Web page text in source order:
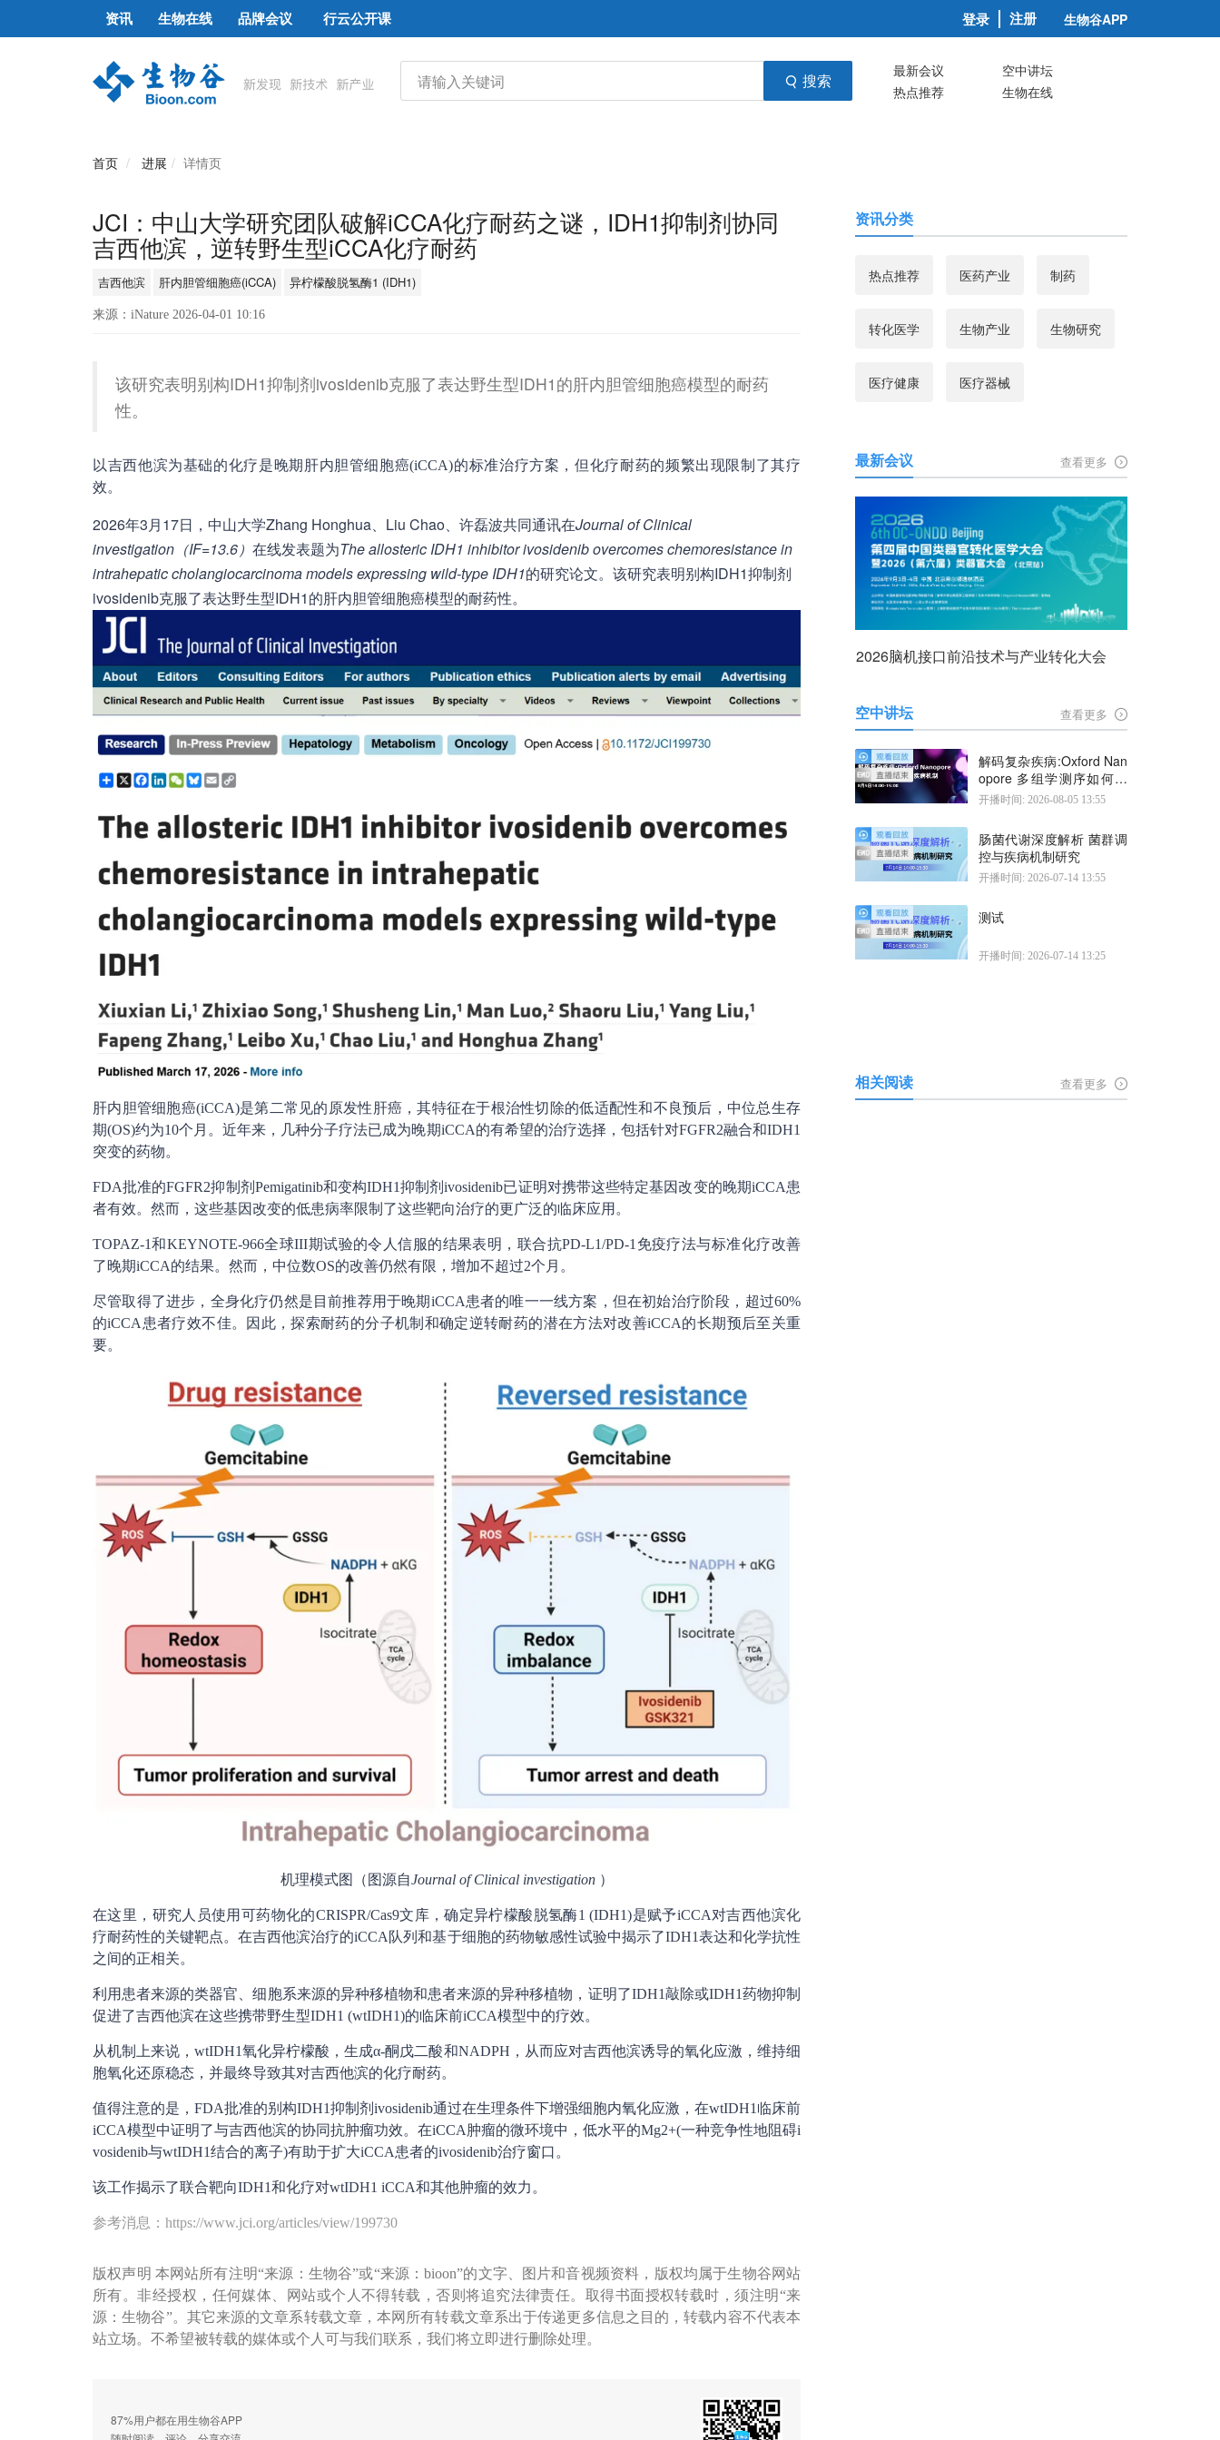
资讯 生物在线 品牌会议 行云公开课 登录 注册 生物谷APP
搜索 最新会议
空中讲坛
热点推荐
生物在线
首页 进展 详情页
JCI：中山大学研究团队破解iCCA化疗耐药之谜，IDH1抑制剂协同
吉西他滨，逆转野生型iCCA化疗耐药
吉西他滨 肝内胆管细胞癌(iCCA) 异柠檬酸脱氢酶1 (IDH1)
来源：iNature 2026-04-01 10:16
该研究表明别构IDH1抑制剂ivosidenib克服了表达野生型IDH1的肝内胆管细胞癌模型的耐药
性。
以吉西他滨为基础的化疗是晚期肝内胆管细胞癌(iCCA)的标准治疗方案，但化疗耐药的频繁出现限制了其疗
效。
2026年3月17日，中山大学Zhang Honghua、Liu Chao、许磊波共同通讯在Journal of Clinical
investigation（IF=13.6） 在线发表题为The allosteric IDH1 inhibitor ivosidenib overcomes chemoresistance in
intrahepatic cholangiocarcinoma models expressing wild-type IDH1的研究论文。该研究表明别构IDH1抑制剂
ivosidenib克服了表达野生型IDH1的肝内胆管细胞癌模型的耐药性。
肝内胆管细胞癌(iCCA)是第二常见的原发性肝癌，其特征在于根治性切除的低适配性和不良预后，中位总生存
期(OS)约为10个月。近年来，几种分子疗法已成为晚期iCCA的有希望的治疗选择，包括针对FGFR2融合和IDH1
突变的药物。
FDA批准的FGFR2抑制剂Pemigatinib和变构IDH1抑制剂ivosidenib已证明对携带这些特定基因改变的晚期iCCA患
者有效。然而，这些基因改变的低患病率限制了这些靶向治疗的更广泛的临床应用。
TOPAZ-1和KEYNOTE-966全球III期试验的令人信服的结果表明，联合抗PD-L1/PD-1免疫疗法与标准化疗改善
了晚期iCCA的结果。然而，中位数OS的改善仍然有限，增加不超过2个月。
尽管取得了进步，全身化疗仍然是目前推荐用于晚期iCCA患者的唯一一线方案，但在初始治疗阶段，超过60%
的iCCA患者疗效不佳。因此，探索耐药的分子机制和确定逆转耐药的潜在方法对改善iCCA的长期预后至关重
要。
机理模式图（图源自Journal of Clinical investigation ）
在这里，研究人员使用可药物化的CRISPR/Cas9文库，确定异柠檬酸脱氢酶1 (IDH1)是赋予iCCA对吉西他滨化
疗耐药性的关键靶点。在吉西他滨治疗的iCCA队列和基于细胞的药物敏感性试验中揭示了IDH1表达和化学抗性
之间的正相关。
利用患者来源的类器官、细胞系来源的异种移植物和患者来源的异种移植物，证明了IDH1敲除或IDH1药物抑制
促进了吉西他滨在这些携带野生型IDH1 (wtIDH1)的临床前iCCA模型中的疗效。
从机制上来说，wtIDH1氧化异柠檬酸，生成α-酮戊二酸和NADPH，从而应对吉西他滨诱导的氧化应激，维持细
胞氧化还原稳态，并最终导致其对吉西他滨的化疗耐药。
值得注意的是，FDA批准的别构IDH1抑制剂ivosidenib通过在生理条件下增强细胞内氧化应激，在wtIDH1临床前
iCCA模型中证明了与吉西他滨的协同抗肿瘤功效。在iCCA肿瘤的微环境中，低水平的Mg2+(一种竞争性地阻碍i
vosidenib与wtIDH1结合的离子)有助于扩大iCCA患者的ivosidenib治疗窗口。
该工作揭示了联合靶向IDH1和化疗对wtIDH1 iCCA和其他肿瘤的效力。
参考消息：https://www.jci.org/articles/view/199730
版权声明 本网站所有注明“来源：生物谷”或“来源：bioon”的文字、图片和音视频资料，版权均属于生物谷网站
所有。非经授权，任何媒体、网站或个人不得转载，否则将追究法律责任。取得书面授权转载时，须注明“来
源：生物谷”。其它来源的文章系转载文章，本网所有转载文章系出于传递更多信息之目的，转载内容不代表本
站立场。不希望被转载的媒体或个人可与我们联系，我们将立即进行删除处理。
87%用户都在用生物谷APP
资讯分类
热点推荐 医药产业 制药
转化医学 生物产业 生物研究
医疗健康 医疗器械
最新会议 查看更多
2026脑机接口前沿技术与产业转化大会
空中讲坛 查看更多
解码复杂疾病:Oxford Nan
opore 多组学测序如何揭
示疾病机制
开播时间: 2026-08-05 13:55
肠菌代谢深度解析 菌群调
控与疾病机制研究
开播时间: 2026-07-14 13:55
测试
开播时间: 2026-07-14 13:25
相关阅读 查看更多